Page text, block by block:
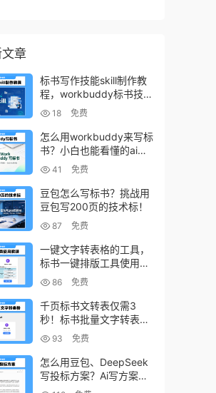
章
标书写作技能skill制作教
程，workbuddy标书技能
生成教程
18 免费
怎么用workbuddy来写标
书？小白也能看懂的ai标
书写作方法！
41 免费
豆包怎么写标书？挑战用
豆包写200页的技术标！
87 免费
一键文字转表格的工具，
标书一键排版工具使用教
程 86 免费
千页标书文转表仅需3
秒！标书批量文字转表格
的小工具！
93 免费
怎么用豆包、DeepSeek
写投标方案？Ai写方案的
小技巧